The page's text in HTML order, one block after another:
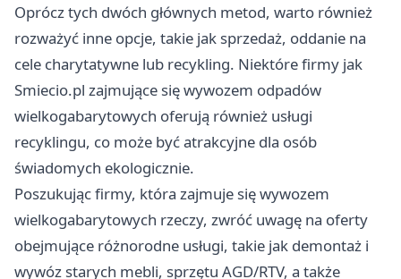
Oprócz tych dwóch głównych metod, warto również
rozważyć inne opcje, takie jak sprzedaż, oddanie na
cele charytatywne lub recykling. Niektóre firmy jak
Smiecio.pl zajmujące się wywozem odpadów
wielkogabarytowych oferują również usługi
recyklingu, co może być atrakcyjne dla osób
świadomych ekologicznie.
Poszukując firmy, która zajmuje się wywozem
wielkogabarytowych rzeczy, zwróć uwagę na oferty
obejmujące różnorodne usługi, takie jak demontaż i
wywóz starych mebli, sprzętu AGD/RTV, a także